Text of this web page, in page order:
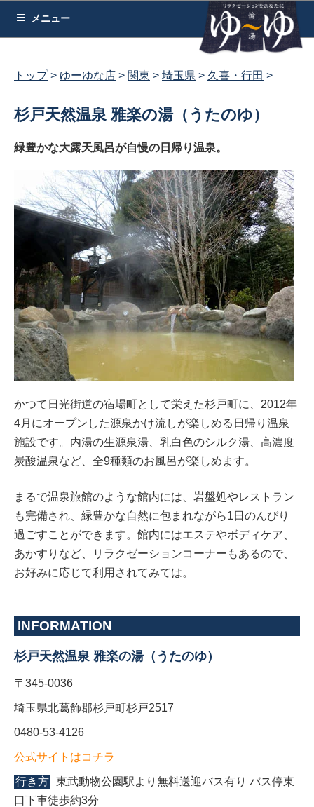
メニュー
トップ ゆーゆな店 関東 埼玉県 久喜・行田
杉戸天然温泉 雅楽の湯（うたのゆ）
緑豊かな大露天風呂が自慢の日帰り温泉。
かつて日光街道の宿場町として栄えた杉戸町に、2012年
4月にオープンした源泉かけ流しが楽しめる日帰り温泉
施設です。内湯の生源泉湯、乳白色のシルク湯、高濃度
炭酸温泉など、全9種類のお風呂が楽しめます。
まるで温泉旅館のような館内には、岩盤処やレストラン
も完備され、緑豊かな自然に包まれながら1日のんびり
過ごすことができます。館内にはエステやボディケア、
あかすりなど、リラクゼーションコーナーもあるので、
お好みに応じて利用されてみては。
INFORMATION
杉戸天然温泉 雅楽の湯（うたのゆ）
〒345-0036
埼玉県北葛飾郡杉戸町杉戸2517
0480-53-4126
公式サイトはコチラ
行き方 東武動物公園駅より無料送迎バス有り バス停東
口下車徒歩約3分